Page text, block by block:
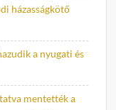
házasságkötő
a nyugati és
mentették a